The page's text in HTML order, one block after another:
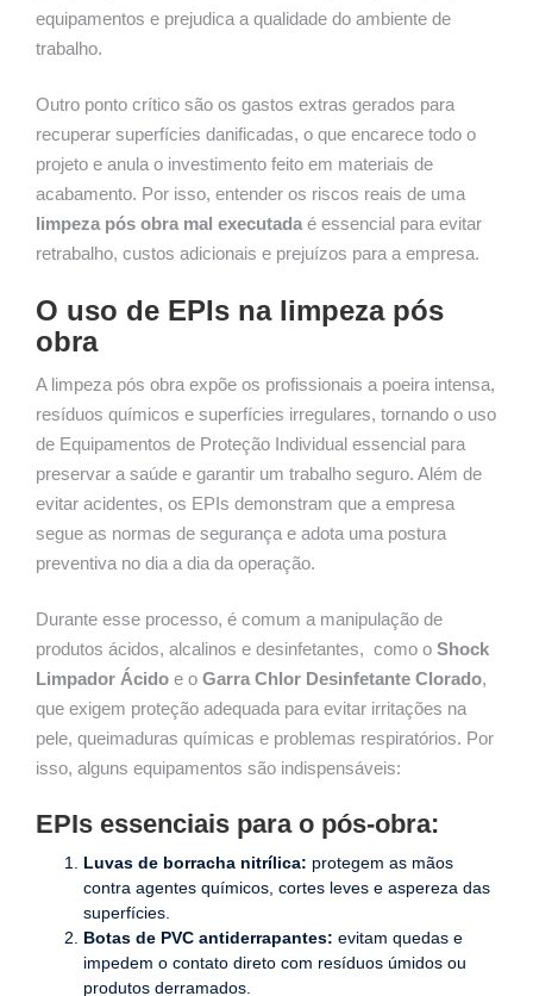
equipamentos e prejudica a qualidade do ambiente de
trabalho.
Outro ponto crítico são os gastos extras gerados para
recuperar superfícies danificadas, o que encarece todo o
projeto e anula o investimento feito em materiais de
acabamento. Por isso, entender os riscos reais de uma
limpeza pós obra mal executada é essencial para evitar
retrabalho, custos adicionais e prejuízos para a empresa.
O uso de EPIs na limpeza pós
obra
A limpeza pós obra expõe os profissionais a poeira intensa,
resíduos químicos e superfícies irregulares, tornando o uso
de Equipamentos de Proteção Individual essencial para
preservar a saúde e garantir um trabalho seguro. Além de
evitar acidentes, os EPIs demonstram que a empresa
segue as normas de segurança e adota uma postura
preventiva no dia a dia da operação.
Durante esse processo, é comum a manipulação de
produtos ácidos, alcalinos e desinfetantes, como o Shock
Limpador Ácido e o Garra Chlor Desinfetante Clorado,
que exigem proteção adequada para evitar irritações na
pele, queimaduras químicas e problemas respiratórios. Por
isso, alguns equipamentos são indispensáveis:
EPIs essenciais para o pós-obra:
Luvas de borracha nitrílica: protegem as mãos
contra agentes químicos, cortes leves e aspereza das
superfícies.
Botas de PVC antiderrapantes: evitam quedas e
impedem o contato direto com resíduos úmidos ou
produtos derramados.